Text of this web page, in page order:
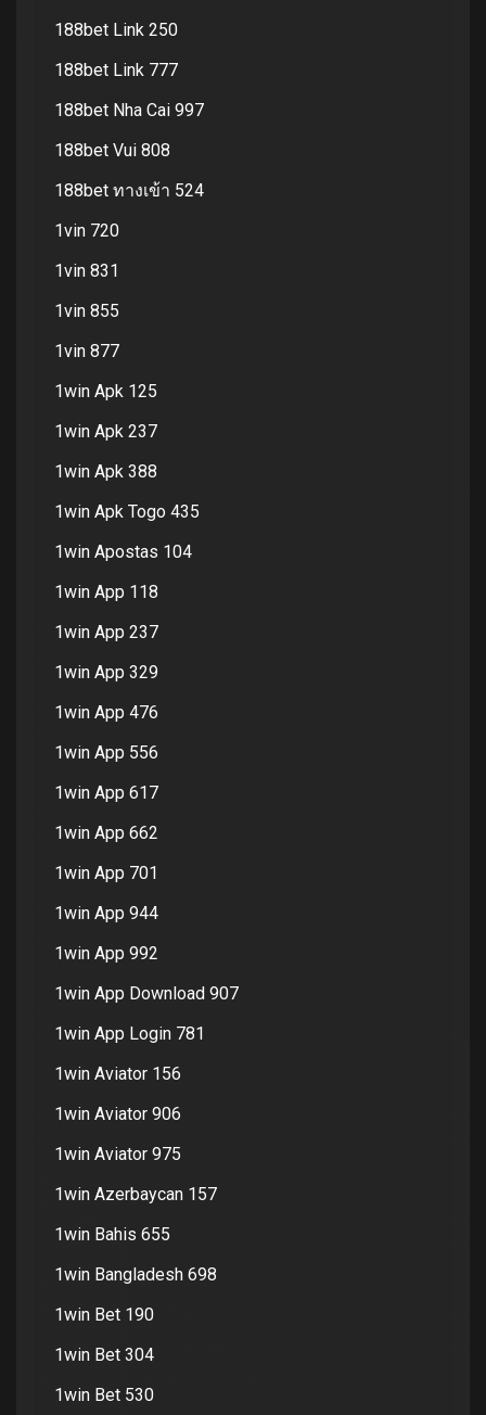
188bet Link 250
188bet Link 777
188bet Nha Cai 997
188bet Vui 808
188bet ทางเข้า 524
1vin 720
1vin 831
1vin 855
1vin 877
1win Apk 125
1win Apk 237
1win Apk 388
1win Apk Togo 435
1win Apostas 104
1win App 118
1win App 237
1win App 329
1win App 476
1win App 556
1win App 617
1win App 662
1win App 701
1win App 944
1win App 992
1win App Download 907
1win App Login 781
1win Aviator 156
1win Aviator 906
1win Aviator 975
1win Azerbaycan 157
1win Bahis 655
1win Bangladesh 698
1win Bet 190
1win Bet 304
1win Bet 530